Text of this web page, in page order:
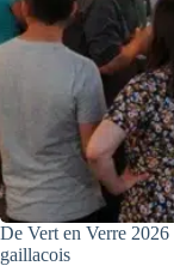
De Vert en Verre 2026
gaillacois